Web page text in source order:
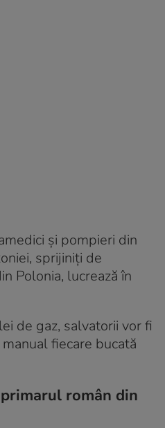
și pompieri din
sprijiniți de
Polonia, lucrează în
de gaz, salvatorii vor fi
fiecare bucată
român din